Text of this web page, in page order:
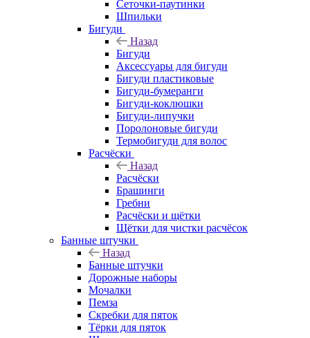
Сеточки-паутинки
Шпильки
Бигуди
Назад
Бигуди
Аксессуары для бигуди
Бигуди пластиковые
Бигуди-бумеранги
Бигуди-коклюшки
Бигуди-липучки
Поролоновые бигуди
Термобигуди для волос
Расчёски
Назад
Расчёски
Брашинги
Гребни
Расчёски и щётки
Щётки для чистки расчёсок
Банные штучки
Назад
Банные штучки
Дорожные наборы
Мочалки
Пемза
Скребки для пяток
Тёрки для пяток